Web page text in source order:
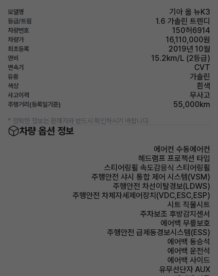
모델명 기아 올 뉴K3
등급/트림 1.6 가솔린 트렌디
차량번호 150허6914
차량가 16,110,000원
최초등록 2019년 10월
연비 15.2km/L (2등급)
변속기 CVT
유종 가솔린
색상 흰색
사고이력 무사고
주행거리(등록일기준) 55,000km
* 정확한 정보는 판매자와 반드시 확인하시기 바랍니다.
차량 옵션 정보
에어컨 수동에어컨
헤드램프 프로젝션 타입
스티어링휠 속도감응식 스티어링휠
주행안전 샤시 통합 제어 시스템(VSM)
주행안전 차선이탈경보(LDWS)
주행안전 차체자세제어장치(VDC,ESC,ESP)
시트 직물시트
주차보조 후방감지센서
에어백 무릎보호
주행안전 급제동경보시스템(ESS)
에어백 동승석
에어백 운전석
에어백 사이드
유무선단자 AUX